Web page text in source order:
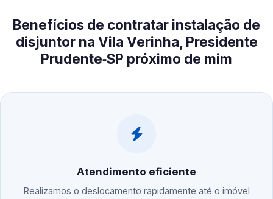
Benefícios de contratar instalação de
disjuntor na Vila Verinha, Presidente
Prudente‑SP próximo de mim
Atendimento eficiente
Realizamos o deslocamento rapidamente até o imóvel